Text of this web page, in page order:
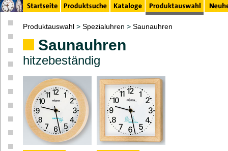
Produktauswahl > Spezialuhren > Saunauhren
Saunauhren
hitzebeständig